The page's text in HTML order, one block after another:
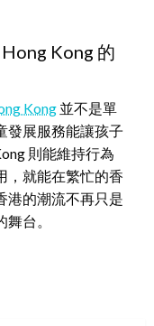
Kong 的
Kong 並不是單
發展服務能讓孩子
則能維持行為
，就能在繁忙的香
港的潮流不再只是
台。